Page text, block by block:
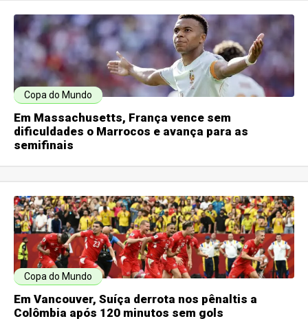
Copa do Mundo
Em Massachusetts, França vence sem
dificuldades o Marrocos e avança para as
semifinais
Copa do Mundo
Em Vancouver, Suíça derrota nos pênaltis a
Colômbia após 120 minutos sem gols